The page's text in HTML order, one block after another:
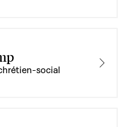
social